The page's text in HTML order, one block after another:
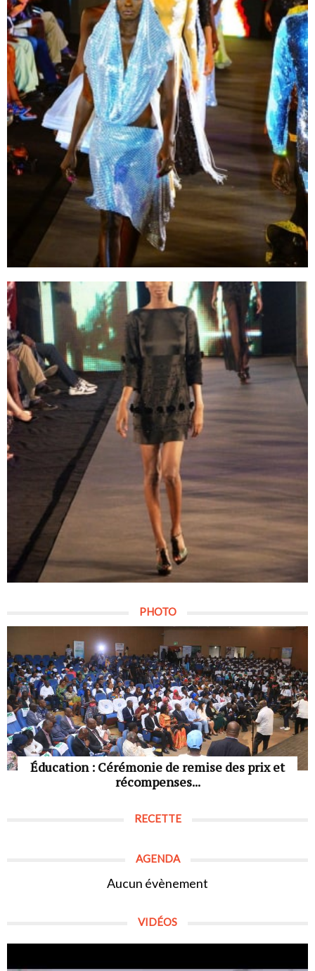
PHOTO
Éducation : Cérémonie de remise des prix et
récompenses...
RECETTE
AGENDA
Aucun évènement
VIDÉOS